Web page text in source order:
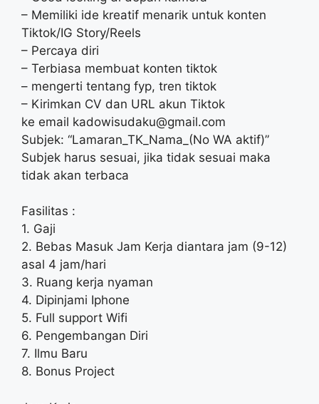
– Memiliki ide kreatif menarik untuk konten
Tiktok/IG Story/Reels
– Percaya diri
– Terbiasa membuat konten tiktok
– mengerti tentang fyp, tren tiktok
– Kirimkan CV dan URL akun Tiktok
ke email kadowisudaku@gmail.com
Subjek: “Lamaran_TK_Nama_(No WA aktif)”
Subjek harus sesuai, jika tidak sesuai maka
tidak akan terbaca
Fasilitas :
1. Gaji
2. Bebas Masuk Jam Kerja diantara jam (9-12)
asal 4 jam/hari
3. Ruang kerja nyaman
4. Dipinjami Iphone
5. Full support Wifi
6. Pengembangan Diri
7. Ilmu Baru
8. Bonus Project